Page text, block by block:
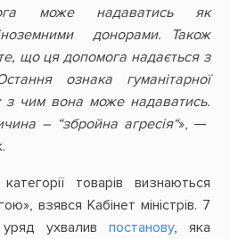
може надаватись як
донорами. Також
що ця допомога надається з
ознака гуманітарної
з чим вона може надаватись.
– “збройна агресія“», —
товарів визнаються
взявся Кабінет міністрів. 7
ухваливпостанову, яка